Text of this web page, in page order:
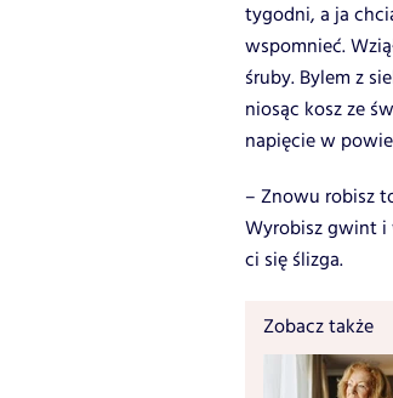
tygodni, a ja
wspomnieć.
śruby. Bylem z
niosąc kosz ze
napięcie w
– Znowu robisz
Wyrobisz gwint i
ci się ślizga.
Zobacz także